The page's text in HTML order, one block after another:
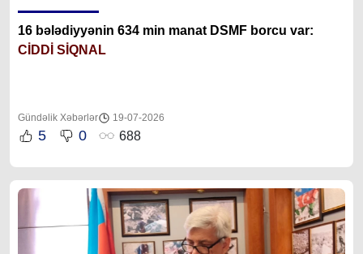
16 bələdiyyənin 634 min manat DSMF borcu var:
CİDDİ SİQNAL
Gündəlik Xəbərlər 19-07-2026
5 0 688